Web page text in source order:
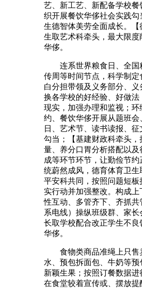
艺、新工艺、新配备学校餐
织开展餐饮华侈社会实践勾
生德智体美劳全面成长。【
生取艺术科牵头，最大限度
华侈。
连系世界粮食日、全国
传周等时间节点，科学制定
白分担带领及义务部分、义
换各学校的好经验、好做法
现实，加强办理和监视；环
约、餐饮华侈开展从题班会
日、艺术节、读书读报、征
勾当；【基建财政科牵头，
量、养分口胃分析搭配以及
成等环节环节，让勤俭节约
统蔚然成风，德育体育卫生
平安科共同，按照问题短板
实行动并加强整改。构成上
性互动、多管齐下、齐抓共
系电线）操纵班级群、家长
长取学校配合改正学生不良
华侈。
食物类商品准绳上只售
水、预包拆面包、牛奶等预
新颖生果；按照订餐数据进
在食堂较着宣传或、摆放提